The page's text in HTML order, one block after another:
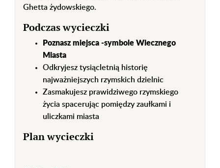
Ghetta żydowskiego.
Podczas wycieczki
Poznasz miejsca -symbole Wiecznego
Miasta
Odkryjesz tysiącletnią historię
najważniejszych rzymskich dzielnic
Zasmakujesz prawidziwego rzymskiego
życia spacerując pomiędzy zaułkami i
uliczkami miasta
Plan wycieczki